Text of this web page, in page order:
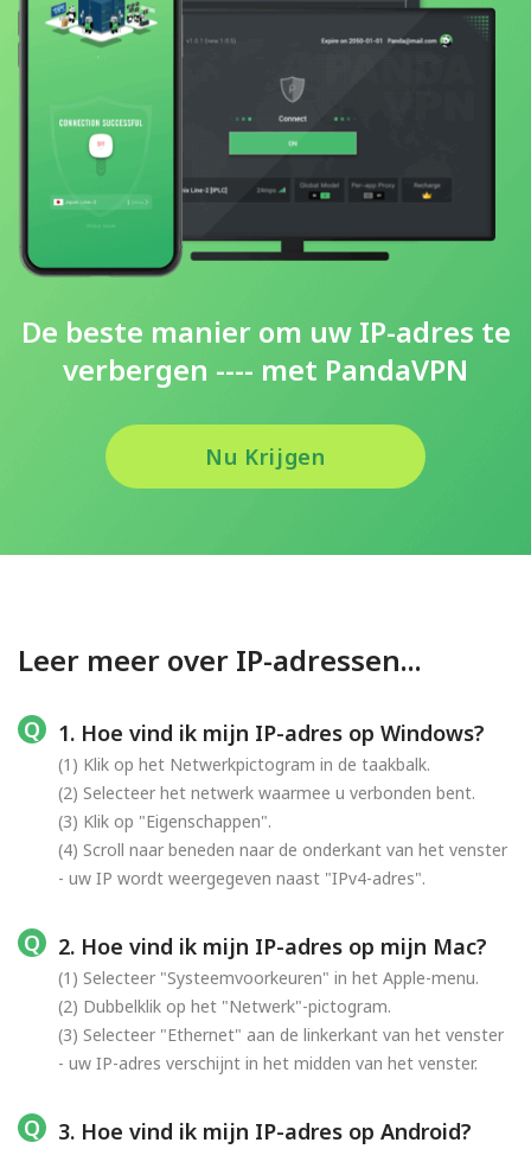
De beste manier om uw IP-adres te
verbergen ---- met PandaVPN
Nu Krijgen
Leer meer over IP-adressen...
1. Hoe vind ik mijn IP-adres op Windows?
(1) Klik op het Netwerkpictogram in de taakbalk.
(2) Selecteer het netwerk waarmee u verbonden bent.
(3) Klik op "Eigenschappen".
(4) Scroll naar beneden naar de onderkant van het venster
- uw IP wordt weergegeven naast "IPv4-adres".
2. Hoe vind ik mijn IP-adres op mijn Mac?
(1) Selecteer "Systeemvoorkeuren" in het Apple-menu.
(2) Dubbelklik op het "Netwerk"-pictogram.
(3) Selecteer "Ethernet" aan de linkerkant van het venster
- uw IP-adres verschijnt in het midden van het venster.
3. Hoe vind ik mijn IP-adres op Android?